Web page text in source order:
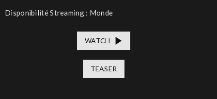
Disponibilité Streaming : Monde
WATCH
TEASER